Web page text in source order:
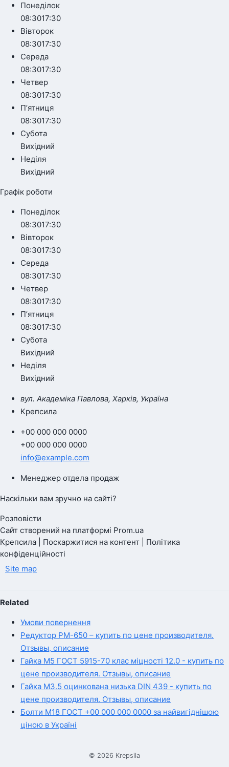
Понеділок
08:3017:30
Вівторок
08:3017:30
Середа
08:3017:30
Четвер
08:3017:30
Пʼятниця
08:3017:30
Субота
Вихідний
Неділя
Вихідний
Графік роботи
Понеділок
08:3017:30
Вівторок
08:3017:30
Середа
08:3017:30
Четвер
08:3017:30
Пʼятниця
08:3017:30
Субота
Вихідний
Неділя
Вихідний
вул. Академіка Павлова, Харків, Україна
Крепсила
+00 000 000 0000
+00 000 000 0000
info@example.com
Менеджер отдела продаж
Наскільки вам зручно на сайті?
Розповісти
Сайт створений на платформі Prom.ua
Крепсила | Поскаржитися на контент | Політика
конфіденційності
Site map
Related
Умови повернення
Редуктор РМ-650 – купить по цене производителя.
Отзывы, описание
Гайка М5 ГОСТ 5915-70 клас міцності 12.0 - купить по
цене производителя. Отзывы, описание
Гайка М3.5 оцинкована низька DIN 439 - купить по
цене производителя. Отзывы, описание
Болти М18 ГОСТ +00 000 000 0000 за найвигіднішою
ціною в Україні
© 2026 Krepsila